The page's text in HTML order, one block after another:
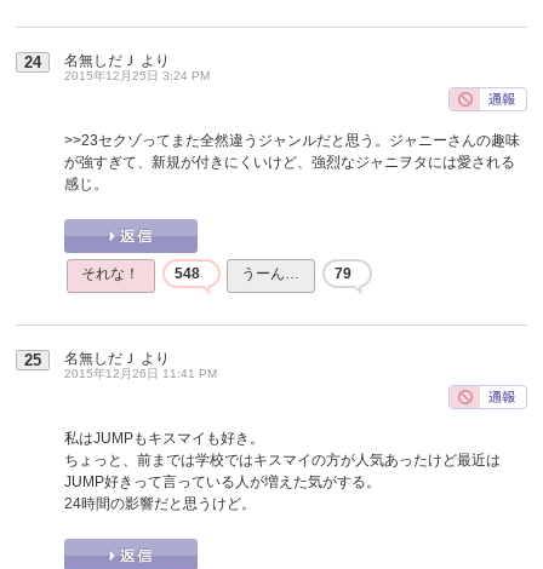
24 名無しだＪ より
2015年12月25日 3:24 PM
>>23セクゾってまた全然違うジャンルだと思う。ジャニーさんの趣味
が強すぎて、新規が付きにくいけど、強烈なジャニヲタには愛される
感じ。
それな！ 548 うーん… 79
25 名無しだＪ より
2015年12月26日 11:41 PM
私はJUMPもキスマイも好き。
ちょっと、前までは学校ではキスマイの方が人気あったけど最近は
JUMP好きって言っている人が増えた気がする。
24時間の影響だと思うけど。